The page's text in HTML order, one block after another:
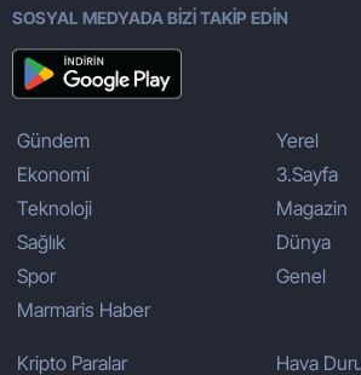
SOSYAL MEDYADA BİZİ TAKİP EDİN
Gündem
Ekonomi
Teknoloji
Sağlık
Spor
Marmaris Haber
Yerel
3.Sayfa
Magazin
Dünya
Genel
Kripto Paralar Hava